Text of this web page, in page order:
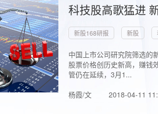
科技股高歌猛进
新股168研报 新股
中国上市公司研究院筛选的
股票价格创历史新高，赚钱
管仍在延续，3月1...
杨霞/文
2018-04-11